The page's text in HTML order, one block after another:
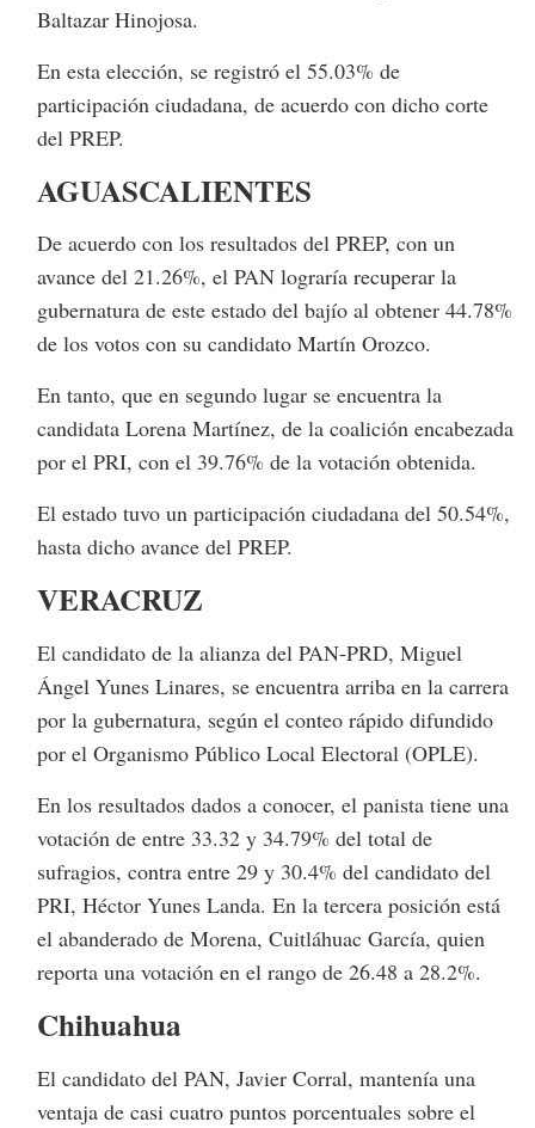
Baltazar Hinojosa.
En esta elección, se registró el 55.03% de
participación ciudadana, de acuerdo con dicho corte
del PREP.
AGUASCALIENTES
De acuerdo con los resultados del PREP, con un
avance del 21.26%, el PAN lograría recuperar la
gubernatura de este estado del bajío al obtener 44.78%
de los votos con su candidato Martín Orozco.
En tanto, que en segundo lugar se encuentra la
candidata Lorena Martínez, de la coalición encabezada
por el PRI, con el 39.76% de la votación obtenida.
El estado tuvo un participación ciudadana del 50.54%,
hasta dicho avance del PREP.
VERACRUZ
El candidato de la alianza del PAN-PRD, Miguel
Ángel Yunes Linares, se encuentra arriba en la carrera
por la gubernatura, según el conteo rápido difundido
por el Organismo Público Local Electoral (OPLE).
En los resultados dados a conocer, el panista tiene una
votación de entre 33.32 y 34.79% del total de
sufragios, contra entre 29 y 30.4% del candidato del
PRI, Héctor Yunes Landa. En la tercera posición está
el abanderado de Morena, Cuitláhuac García, quien
reporta una votación en el rango de 26.48 a 28.2%.
Chihuahua
El candidato del PAN, Javier Corral, mantenía una
ventaja de casi cuatro puntos porcentuales sobre el